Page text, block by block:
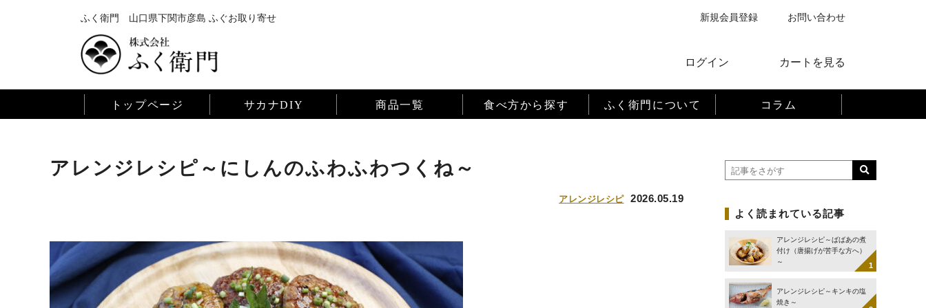
ふく衛門 山口県下関市彦島 ふぐお取り寄せ 新規会員登録 お問い合わせ
ログイン カートを見る
トップページ サカナDIY 商品一覧 食べ方から探す ふく衛門について コラム
アレンジレシピ～にしんのふわふわつくね～
アレンジレシピ
2026.05.19
よく読まれている記事
アレンジレシピ～ばばあの煮
付け（唐揚げが苦手な方へ）
～
アレンジレシピ～キンキの塩
焼き～